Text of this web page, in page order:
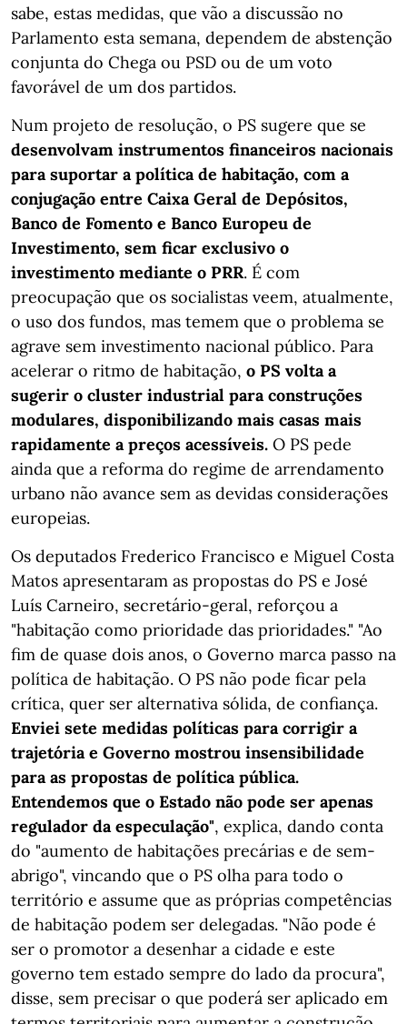
sabe, estas medidas, que vão a discussão no
Parlamento esta semana, dependem de abstenção
conjunta do Chega ou PSD ou de um voto
favorável de um dos partidos.
Num projeto de resolução, o PS sugere que se
desenvolvam instrumentos financeiros nacionais
para suportar a política de habitação, com a
conjugação entre Caixa Geral de Depósitos,
Banco de Fomento e Banco Europeu de
Investimento, sem ficar exclusivo o
investimento mediante o PRR. É com
preocupação que os socialistas veem, atualmente,
o uso dos fundos, mas temem que o problema se
agrave sem investimento nacional público. Para
acelerar o ritmo de habitação, o PS volta a
sugerir o cluster industrial para construções
modulares, disponibilizando mais casas mais
rapidamente a preços acessíveis. O PS pede
ainda que a reforma do regime de arrendamento
urbano não avance sem as devidas considerações
europeias.
Os deputados Frederico Francisco e Miguel Costa
Matos apresentaram as propostas do PS e José
Luís Carneiro, secretário-geral, reforçou a
"habitação como prioridade das prioridades." "Ao
fim de quase dois anos, o Governo marca passo na
política de habitação. O PS não pode ficar pela
crítica, quer ser alternativa sólida, de confiança.
Enviei sete medidas políticas para corrigir a
trajetória e Governo mostrou insensibilidade
para as propostas de política pública.
Entendemos que o Estado não pode ser apenas
regulador da especulação", explica, dando conta
do "aumento de habitações precárias e de sem-
abrigo", vincando que o PS olha para todo o
território e assume que as próprias competências
de habitação podem ser delegadas. "Não pode é
ser o promotor a desenhar a cidade e este
governo tem estado sempre do lado da procura",
disse, sem precisar o que poderá ser aplicado em